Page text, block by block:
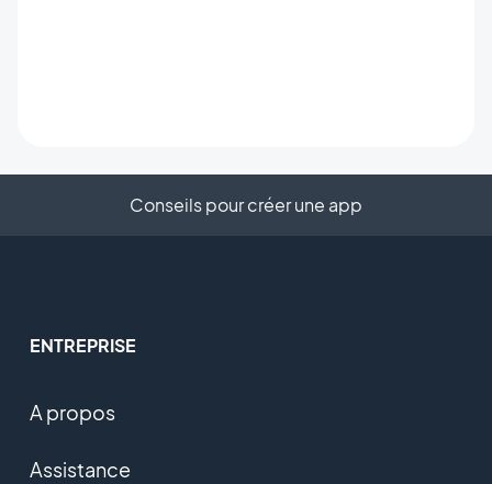
Conseils pour créer une app
ENTREPRISE
A propos
Assistance